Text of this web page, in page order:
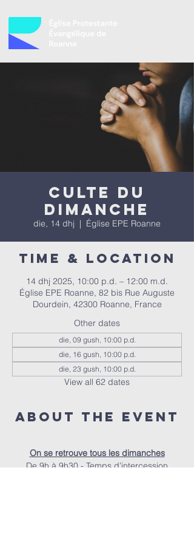
Culte du
dimanche
die, 14 dhj
  |
Église EPE Roanne
Time & Location
14 dhj 2025, 10:00 p.d. – 12:00 m.d.
Église EPE Roanne, 82 bis Rue Auguste
Dourdein, 42300 Roanne, France
Other dates
die, 09 gush, 10:00 p.d.
die, 16 gush, 10:00 p.d.
die, 23 gush, 10:00 p.d.
View all 62 dates
About the event
On se retrouve tous les dimanches
De 9h à 9h30 - Temps d’intercession